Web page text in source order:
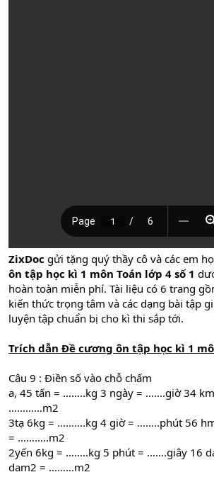
ZixDoc gửi tặng quý thầy cô và các em
ôn tập học kì 1 môn Toán lớp 4 số 1
hoàn toàn miễn phí. Tài liệu có 6 trang
kiến thức trọng tâm và các dạng bài tập
luyện tập chuẩn bị cho kì thi sắp tới.
Trích dẫn Đề cương ôn tập học kì 1
Câu 9 : Điền số vào chỗ chấm
a, 45 tấn = ……..kg 3 ngày = …….giờ 34
…………m2
3tạ 6kg = ……….kg 4 giờ = ……..phút 56
= ………..m2
2yến 6kg = ……..kg 5 phút = …….giây 16
dam2 = ………m2